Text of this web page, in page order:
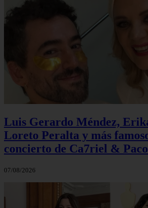
Luis Gerardo Méndez,
Loreto Peralta y más
concierto de Ca7riel &
07/08/2026